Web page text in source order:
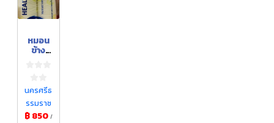
หมอน
ข้าง
นครศรีธ
รรมราช
฿ 850 /